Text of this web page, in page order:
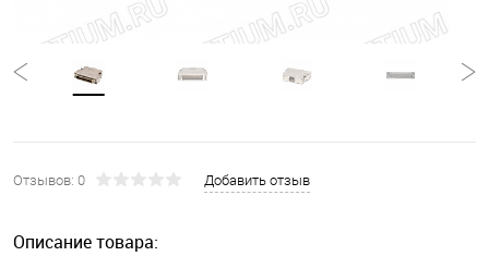
Отзывов: 0 Добавить отзыв
Описание товара: